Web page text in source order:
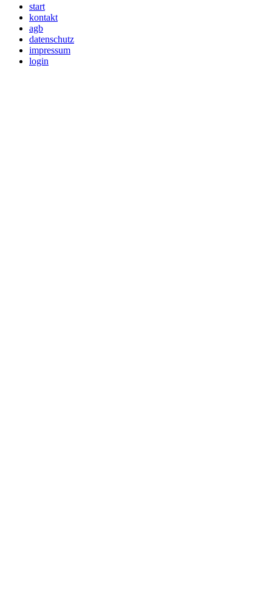
start
kontakt
agb
datenschutz
impressum
login